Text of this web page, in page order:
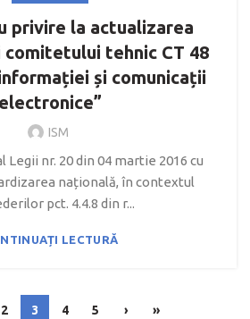
privire la actualizarea
tehnic CT 48
și comunicații
electronice”
ISM
Legii nr. 20 din 04 martie 2016 cu
națională, în contextul
pct. 4.4.8 din r...
LECTURĂ
2 3 4 5 › »